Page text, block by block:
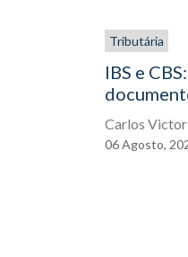
Tributária
IBS e
Carlos
06Agosto,